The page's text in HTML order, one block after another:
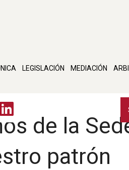
LEGISLACIÓN MEDIACIÓN
de la
patrón